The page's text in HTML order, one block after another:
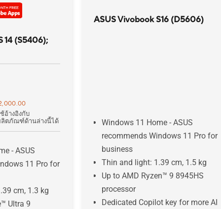
14 (S5406);
อ้างอิงกับ
ตภัณฑ์ด้านล่างนี้ได้
- ASUS
11 Pro for
cm, 1.3 kg
Ultra 9
ASUS Vivobook S16 (D5606)
Windows 11 Home - ASUS
recommends Windows 11 Pro for
business
Thin and light: 1.39 cm, 1.5 kg
Up to AMD Ryzen™ 9 8945HS
processor
Dedicated Copilot key for more AI